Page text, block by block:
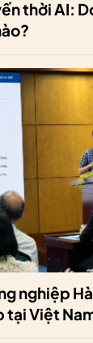
thời AI:
nghiệp
tại Việt